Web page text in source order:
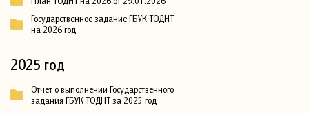
Государственное задание ГБУК ТОДНТ
на 2026 год
2025 год
Отчет о выполнении Государственного
задания ГБУК ТОДНТ за 2025 год